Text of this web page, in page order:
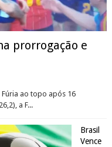
prorrogação e
ao topo após 16
a F...
Brasil
Vence